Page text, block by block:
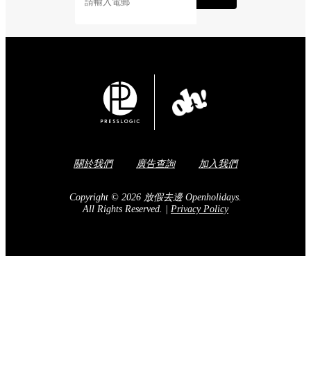
關於我們 廣告查詢 加入我們
Copyright © 2026 放假去邊 Openholidays.
All Rights Reserved. | Privacy Policy